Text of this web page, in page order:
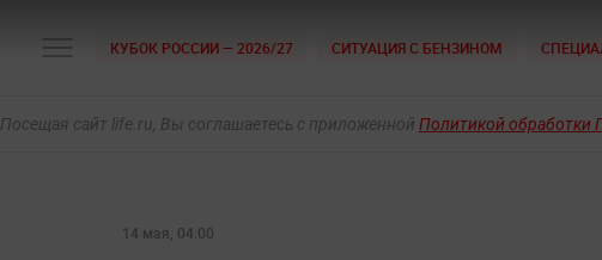
КУБОК РОССИИ — 2026/27 СИТУАЦИЯ С БЕНЗИНОМ
Посещая сайт life.ru, Вы соглашаетесь с приложенной Политикой обработки
14 мая, 04:00